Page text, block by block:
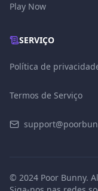
Play Now
SERVIÇO
Política de
Termos de Serviço
© 2024 Poor Bunny.